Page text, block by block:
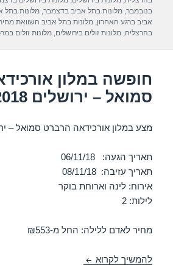
b
o
A
p
a
m
בנובמבר,מלונות בתל אביב בדצמבר,מלונות בתל
אביב ברגע האחרון,מלונות בתל אביב השוואת
בהרצליה,מלונות זולים בירושלים,מלונות זולים
חופשה במלון
סמואל – ירושלים 06/11/2018
מצע במלון אורכידאה הרברט סמואל –
תאריך הגעה: 06/11/18
תאריך עזיבה: 08/11/18
אירוח: לינה וארוחת בוקר
לילות: 2
מחיר לאדם ללילה: החל מ-₪553
להמשיך לקרוא חופשה במלון אורכידאה